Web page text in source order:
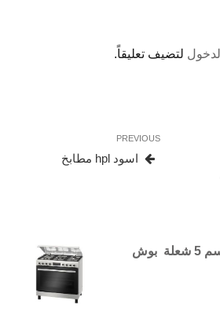
لتضيف تعليقاً.
Previous
Post
PREVIOUS
اسود hpl مطابخ